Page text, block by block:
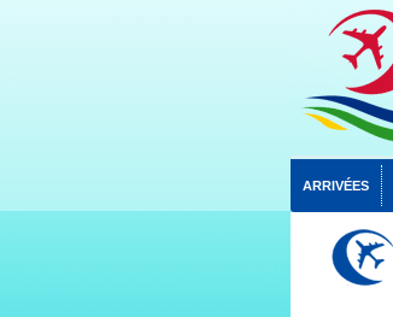
ARRIVÉES